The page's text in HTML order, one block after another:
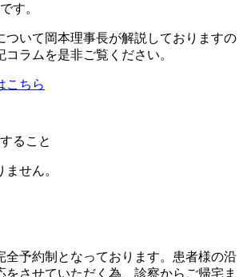
す。
ついて岡本理事長が解説しておりますの
コラムを是非ご覧ください。
こちら
ること
せん。
全予約制となっております。患者様の沿
をさせていただく為、診察からご帰宅ま